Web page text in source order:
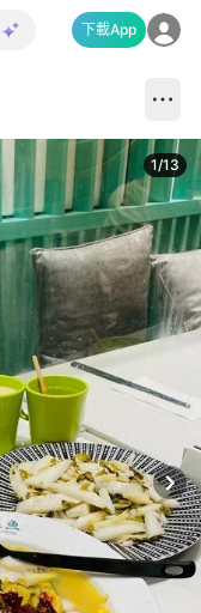
下載App
1/13